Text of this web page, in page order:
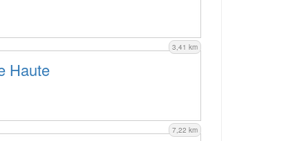
3,41 km
Haute
7,22 km